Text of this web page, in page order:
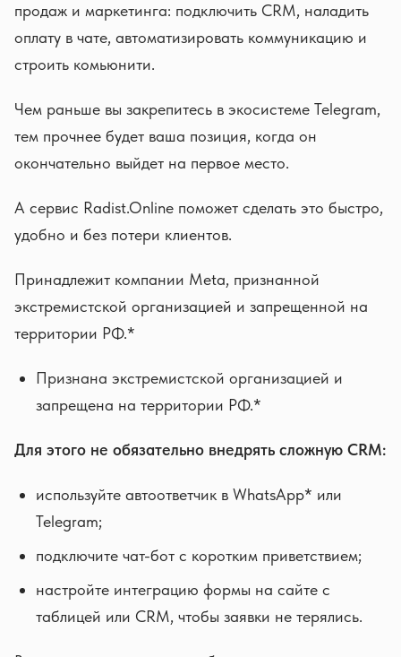
продаж и маркетинга: подключить CRM, наладить
оплату в чате, автоматизировать коммуникацию и
строить комьюнити.
Чем раньше вы закрепитесь в экосистеме Telegram,
тем прочнее будет ваша позиция, когда он
окончательно выйдет на первое место.
А сервис Radist.Online поможет сделать это быстро,
удобно и без потери клиентов.
Принадлежит компании Meta, признанной
экстремистской организацией и запрещенной на
территории РФ.*
Признана экстремистской организацией и
запрещена на территории РФ.*
Для этого не обязательно внедрять сложную CRM:
используйте автоответчик в WhatsApp* или
Telegram;
подключите чат-бот с коротким приветствием;
настройте интеграцию формы на сайте с
таблицей или CRM, чтобы заявки не терялись.